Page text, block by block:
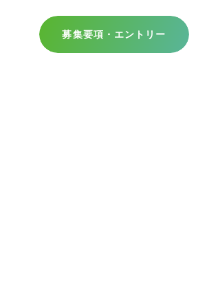
募集要項・エントリー